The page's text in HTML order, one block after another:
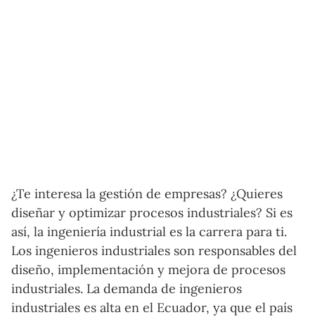
¿Te interesa la gestión de empresas? ¿Quieres
diseñar y optimizar procesos industriales? Si es
así, la ingeniería industrial es la carrera para ti.
Los ingenieros industriales son responsables del
diseño, implementación y mejora de procesos
industriales. La demanda de ingenieros
industriales es alta en el Ecuador, ya que el país